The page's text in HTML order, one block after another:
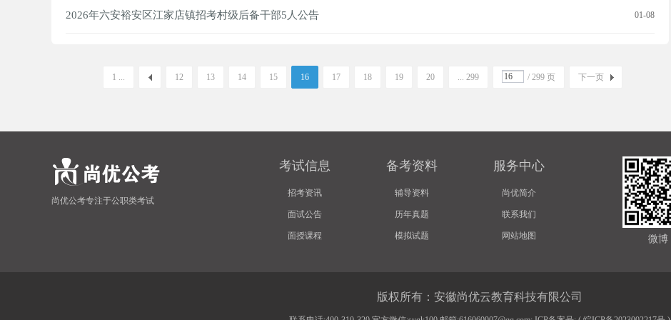
2026年六安裕安区江家店镇招考村级后备干部5人公告 01-08
1 ... 12 13 14 15 16 17 18 19 20 ... 299 / 299 页 下一页
尚优公考专注于公职类考试
考试信息
招考资讯
面试公告
面授课程
备考资料
辅导资料
历年真题
模拟试题
服务中心
尚优简介
联系我们
网站地图 微博
版权所有：安徽尚优云教育科技有限公司